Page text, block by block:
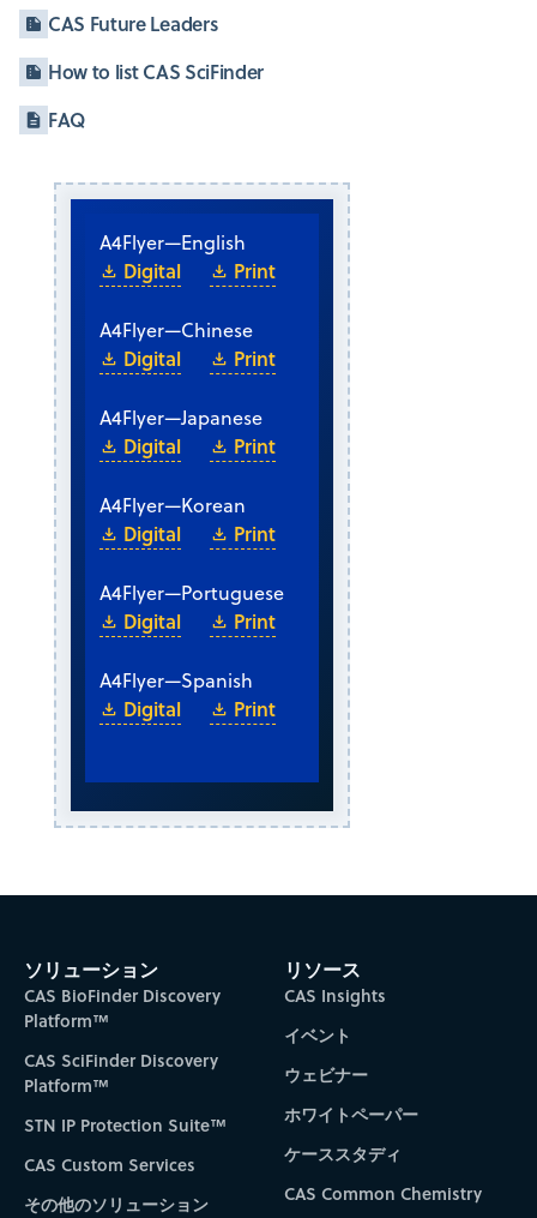
CAS Future Leaders
How to list CAS SciFinder
FAQ
A4Flyer—English
Digital Print
A4Flyer—Chinese
Digital Print
A4Flyer—Japanese
Digital Print
A4Flyer—Korean
Digital Print
A4Flyer—Portuguese
Digital Print
A4Flyer—Spanish
Digital Print
ソリューション
CAS BioFinder Discovery
Platform™
CAS SciFinder Discovery
Platform™
STN IP Protection Suite™
CAS Custom Services
その他のソリューション
リソース
CAS Insights
イベント
ウェビナー
ホワイトペーパー
ケーススタディ
CAS Common Chemistry